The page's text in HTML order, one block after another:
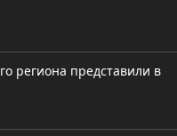
региона представили в